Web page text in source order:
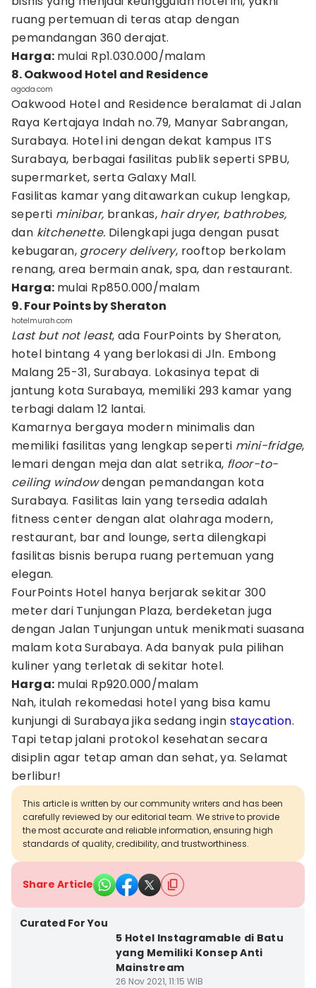
ruang pertemuan di teras atap dengan
pemandangan 360 derajat.
Harga: mulai Rp1.030.000/malam
8. Oakwood Hotel and Residence
agoda.com
Oakwood Hotel and Residence beralamat di Jalan
Raya Kertajaya Indah no.79, Manyar Sabrangan,
Surabaya. Hotel ini dengan dekat kampus ITS
Surabaya, berbagai fasilitas publik seperti SPBU,
supermarket, serta Galaxy Mall.
Fasilitas kamar yang ditawarkan cukup lengkap,
seperti minibar, brankas, hair dryer, bathrobes,
dan kitchenette. Dilengkapi juga dengan pusat
kebugaran, grocery delivery, rooftop berkolam
renang, area bermain anak, spa, dan restaurant.
Harga: mulai Rp850.000/malam
9. Four Points by Sheraton
hotelmurah.com
Last but not least, ada FourPoints by Sheraton,
hotel bintang 4 yang berlokasi di Jln. Embong
Malang 25-31, Surabaya. Lokasinya tepat di
jantung kota Surabaya, memiliki 293 kamar yang
terbagi dalam 12 lantai.
Kamarnya bergaya modern minimalis dan
memiliki fasilitas yang lengkap seperti mini-fridge,
lemari dengan meja dan alat setrika, floor-to-
ceiling windowdengan pemandangan kota
Surabaya. Fasilitas lain yang tersedia adalah
fitness center dengan alat olahraga modern,
restaurant, bar and lounge, serta dilengkapi
fasilitas bisnis berupa ruang pertemuan yang
elegan.
FourPoints Hotel hanya berjarak sekitar 300
meter dari Tunjungan Plaza, berdeketan juga
dengan Jalan Tunjungan untuk menikmati suasana
malam kota Surabaya. Ada banyak pula pilihan
kuliner yang terletak di sekitar hotel.
Harga: mulai Rp920.000/malam
Nah, itulah rekomedasi hotel yang bisa kamu
kunjungi di Surabaya jika sedang ingin staycation.
Tapi tetap jalani protokol kesehatan secara
disiplin agar tetap aman dan sehat, ya. Selamat
berlibur!
This article is written by our community writers and has been
carefully reviewed by our editorial team. We strive to provide
the most accurate and reliable information, ensuring high
standards of quality, credibility, and trustworthiness.
Share Article
Curated For You
5 Hotel Instagramable di Batu
yang Memiliki Konsep Anti
Mainstream
26 Nov 2021, 11:15 WIB